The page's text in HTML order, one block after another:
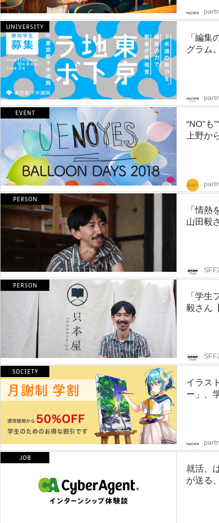
「編集
グラム
“NO”も
上野か
「情熱
山田毅
「学生
毅さん
イラス
ー」、
就活、
が送る